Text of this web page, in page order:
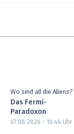
Services
Wo sind all die Aliens?
Das Fermi-
Paradoxon
07.08.2026 - 10:46 Uhr